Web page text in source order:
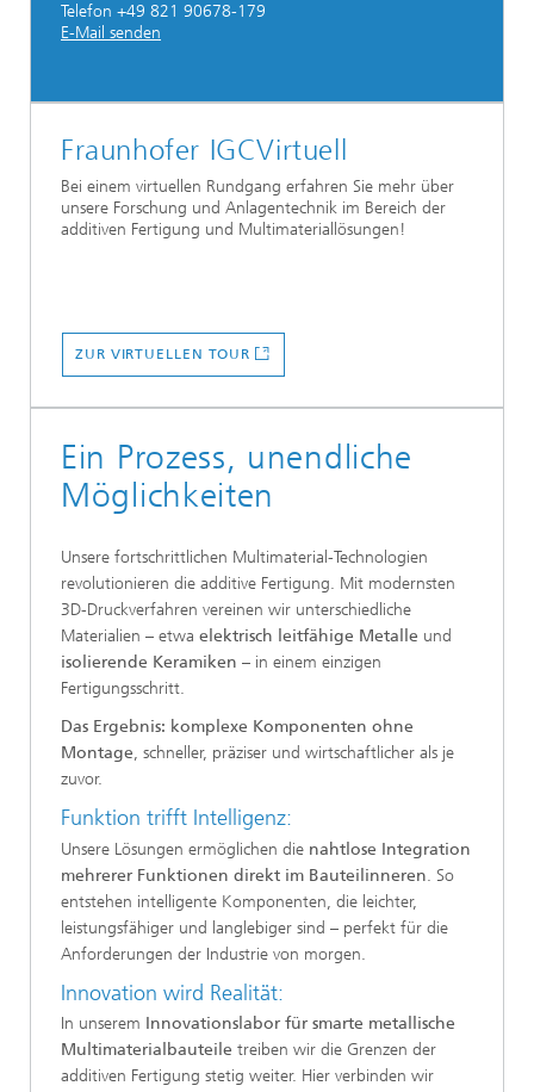
Telefon +49 821 90678-179
E-Mail senden
Fraunhofer IGCVirtuell
Bei einem virtuellen Rundgang erfahren Sie mehr über
unsere Forschung und Anlagentechnik im Bereich der
additiven Fertigung und Multimateriallösungen!
ZUR VIRTUELLEN TOUR
Ein Prozess, unendliche
Möglichkeiten
Unsere fortschrittlichen Multimaterial-Technologien
revolutionieren die additive Fertigung. Mit modernsten
3D-Druckverfahren vereinen wir unterschiedliche
Materialien – etwa elektrisch leitfähige Metalle und
isolierende Keramiken – in einem einzigen
Fertigungsschritt.
Das Ergebnis: komplexe Komponenten ohne
Montage, schneller, präziser und wirtschaftlicher als je
zuvor.
Funktion trifft Intelligenz:
Unsere Lösungen ermöglichen die nahtlose Integration
mehrerer Funktionen direkt im Bauteilinneren. So
entstehen intelligente Komponenten, die leichter,
leistungsfähiger und langlebiger sind – perfekt für die
Anforderungen der Industrie von morgen.
Innovation wird Realität:
In unserem Innovationslabor für smarte metallische
Multimaterialbauteile treiben wir die Grenzen der
additiven Fertigung stetig weiter. Hier verbinden wir